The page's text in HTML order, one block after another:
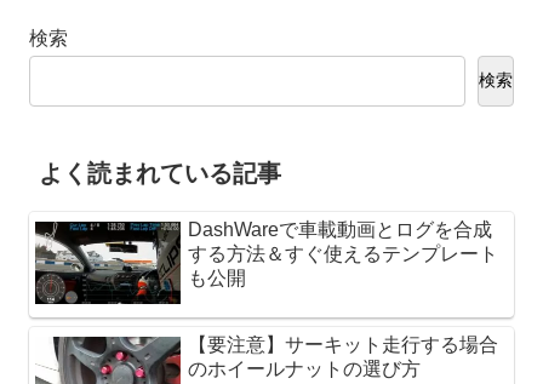
検索
検索
よく読まれている記事
DashWareで車載動画とログを合成
する方法＆すぐ使えるテンプレート
も公開
【要注意】サーキット走行する場合
のホイールナットの選び方